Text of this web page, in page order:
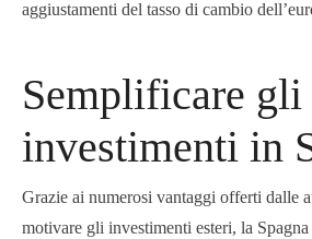
aggiustamenti del tasso di cambio
Semplificare gli
investimenti in
Grazie ai numerosi vantaggi offerti dalle
motivare gli investimenti esteri, la